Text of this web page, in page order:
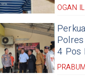
OGAN
4 Pos